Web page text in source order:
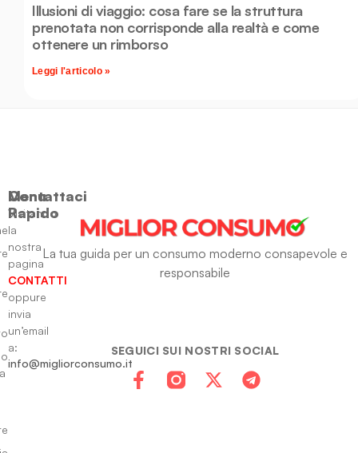
Illusioni di viaggio: cosa fare se la struttura
prenotata non corrisponde alla realtà e come
ottenere un rimborso
Leggi l'articolo »
La tua guida per un consumo moderno consapevole e
responsabile
SEGUICI SUI NOSTRI SOCIAL
Menu
Rapido
Contattaci
Visitando
la
nostra
pagina
CONTATTI
oppure
invia
un’email
a:
info@migliorconsumo.it